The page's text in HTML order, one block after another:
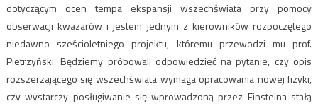
dotyczącym ocen tempa ekspansji wszechświata przy pomocy
obserwacji kwazarów i jestem jednym z kierowników rozpoczętego
niedawno sześcioletniego projektu, któremu przewodzi mu prof.
Pietrzyński. Będziemy próbowali odpowiedzieć na pytanie, czy opis
rozszerzającego się wszechświata wymaga opracowania nowej fizyki,
czy wystarczy posługiwanie się wprowadzoną przez Einsteina stałą